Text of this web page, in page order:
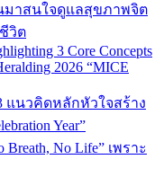
มาสนใจดูแลสุขภาพจิต
วิต
3 Core Concepts
2026 “MICE
แนวคิดหลักหัวใจสร้าง
Year”
Breath, No Life” เพราะ